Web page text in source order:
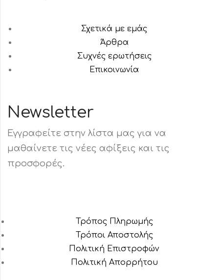
Σχετικά με εμάς
Άρθρα
Συχνές ερωτήσεις
Επικοινωνία
Newsletter
Εγγραφείτε στην λίστα μας για να
μαθαίνετε τις νέες αφίξεις και τις
προσφορές.
Τρόπος Πληρωμής
Τρόποι Αποστολής
Πολιτική Επιστροφών
Πολιτική Aπορρήτου